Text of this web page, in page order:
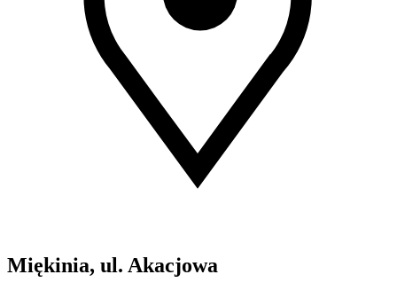
Miękinia, ul. Akacjowa